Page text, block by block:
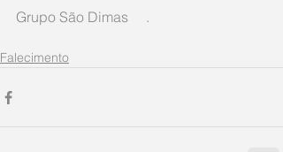
Grupo São Dimas     .
Falecimento